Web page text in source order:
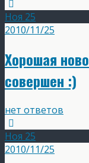
Ноя 25
2010/11/25
Хорошая
совершен :)
нет ответов
Ноя 25
2010/11/25